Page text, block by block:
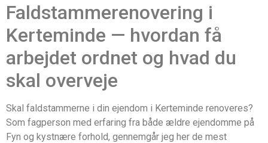
Faldstammerenovering i
Kerteminde — hvordan få
arbejdet ordnet og hvad du
skal overveje
Skal faldstammerne i din ejendom i Kerteminde renoveres?
Som fagperson med erfaring fra både ældre ejendomme på
Fyn og kystnære forhold, gennemgår jeg her de mest